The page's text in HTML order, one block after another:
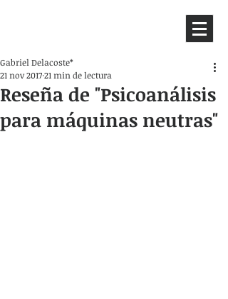
Reseña de "Psicoanálisis
para máquinas neutras"
Gabriel Delacoste*
21 nov 201721 min de lectura